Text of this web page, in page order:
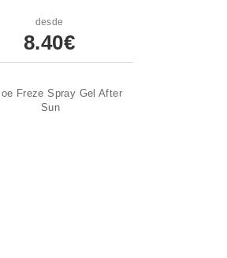
desde
8.40€